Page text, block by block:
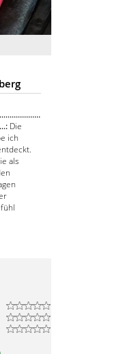
Die
ich
als